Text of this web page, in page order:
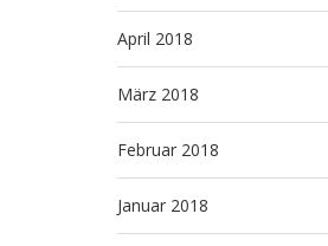
April 2018
März 2018
Februar 2018
Januar 2018